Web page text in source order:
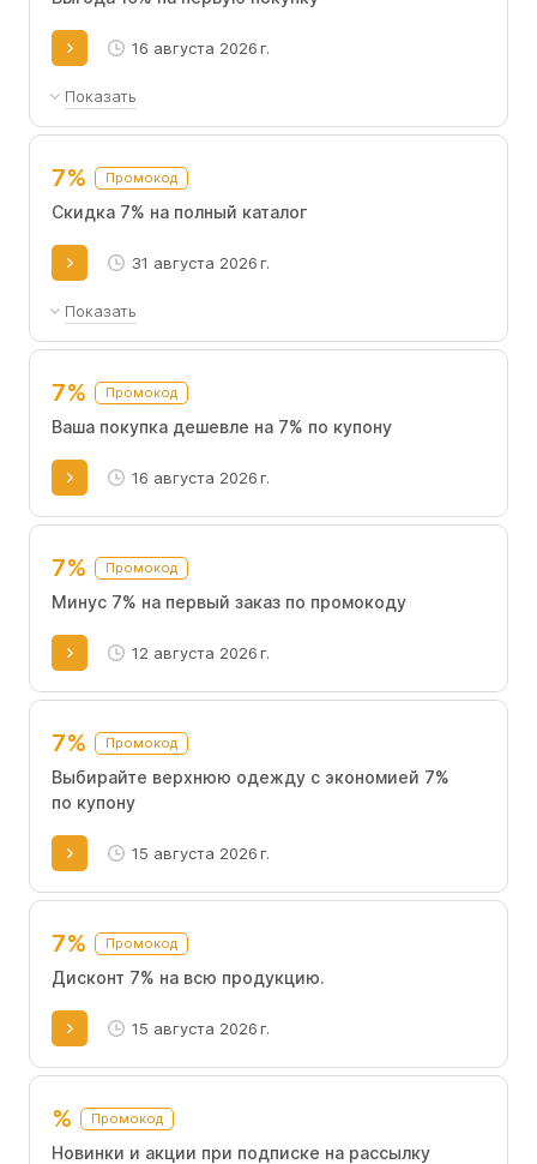
16 августа 2026 г.
Показать
Получите 10% скидки на ваш первый заказ стильной
7% Промокод
Скидка 7% на полный каталог
31 августа 2026 г.
Показать
Предложение не комбинируется с другими
акциями и промокодами, неактивно в период
распродаж.
7% Промокод
Ваша покупка дешевле на 7% по купону
16 августа 2026 г.
7% Промокод
Минус 7% на первый заказ по промокоду
12 августа 2026 г.
7% Промокод
Выбирайте верхнюю одежду с экономией 7%
по купону
15 августа 2026 г.
7% Промокод
Дисконт 7% на всю продукцию.
15 августа 2026 г.
% Промокод
Новинки и акции при подписке на рассылку